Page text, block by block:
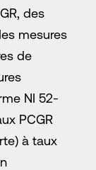
des
mesures
de
NI 52-
PCGR
à taux